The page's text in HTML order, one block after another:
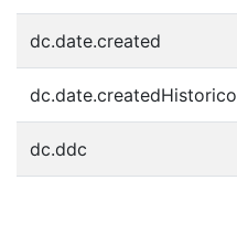
dc.date.created
dc.date.createdHistorico
dc.ddc